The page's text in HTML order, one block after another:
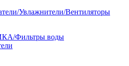
Увлажнители/Вентиляторы
Фильтры воды